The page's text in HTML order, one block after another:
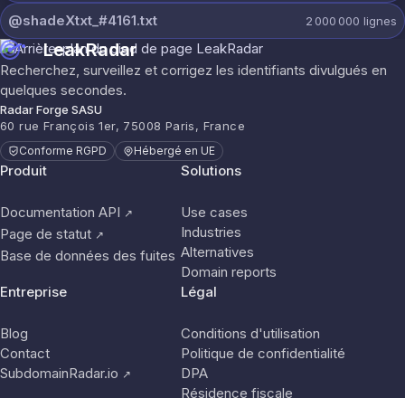
@shadeXtxt_#4161.txt 2 000 000 lignes
LeakRadar
Recherchez, surveillez et corrigez les identifiants divulgués en
quelques secondes.
Radar Forge SASU
60 rue François 1er, 75008 Paris, France
Conforme RGPD Hébergé en UE
Produit
Documentation API ↗
Page de statut ↗
Base de données des fuites
Solutions
Use cases
Industries
Alternatives
Domain reports
Entreprise
Blog
Contact
SubdomainRadar.io ↗
Légal
Conditions d'utilisation
Politique de confidentialité
DPA
Résidence fiscale